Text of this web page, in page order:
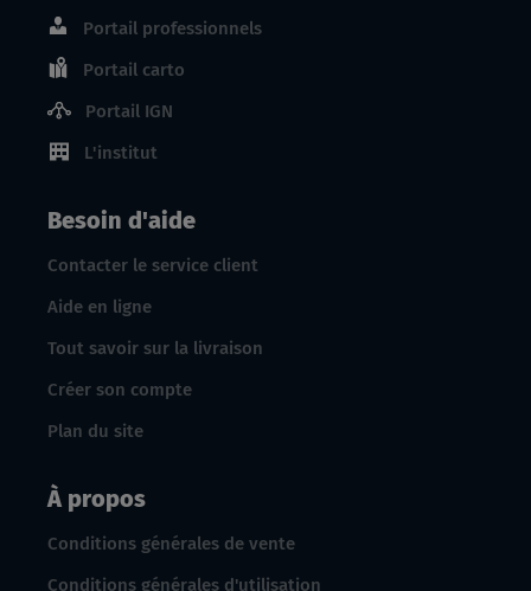
Portail professionnels
Portail carto
Portail IGN
L'institut
Besoin d'aide
Contacter le service client
Aide en ligne
Tout savoir sur la livraison
Créer son compte
Plan du site
À propos
Conditions générales de vente
Conditions générales d'utilisation